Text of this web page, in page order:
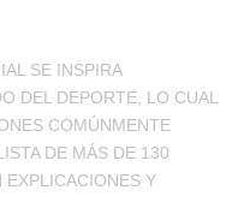
SE INSPIRA
DEL DEPORTE, LO CUAL
COMÚNMENTE
DE MÁS DE 130
EXPLICACIONES Y